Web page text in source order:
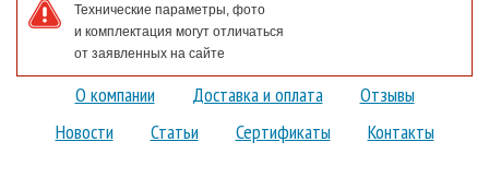
Технические параметры, фото
и комплектация могут отличаться
от заявленных на сайте
О компании Доставка и оплата
Отзывы
Новости
Статьи Сертификаты Контакты